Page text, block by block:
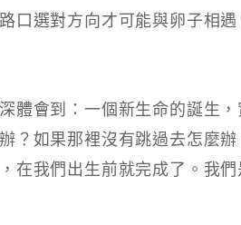
口選對方向才可能與卵子相遇
體會到：一個新生命的誕生
？如果那裡沒有跳過去怎麼辦
在我們出生前就完成了。我們